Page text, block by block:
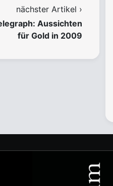
nächster Artikel ›
Aussichten
für Gold in 2009